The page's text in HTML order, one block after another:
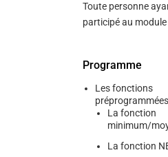
Toute personne
participé au module
Programme
Les fonctions
La fonction
minimum/
La fonction